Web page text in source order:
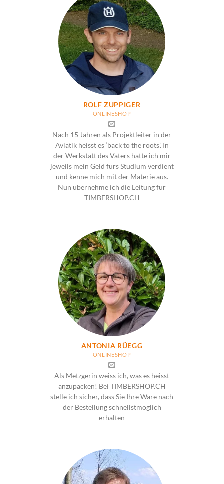
ROLF ZUPPIGER
ONLINESHOP
Nach 15 Jahren als Projektleiter in der
Aviatik heisst es ‘back to the roots’. In
der Werkstatt des Vaters hatte ich mir
jeweils mein Geld fürs Studium verdient
und kenne mich mit der Materie aus.
Nun übernehme ich die Leitung für
TIMBERSHOP.CH
ANTONIA RÜEGG
ONLINESHOP
Als Metzgerin weiss ich, was es heisst
anzupacken! Bei TIMBERSHOP.CH
stelle ich sicher, dass Sie Ihre Ware nach
der Bestellung schnellstmöglich
erhalten